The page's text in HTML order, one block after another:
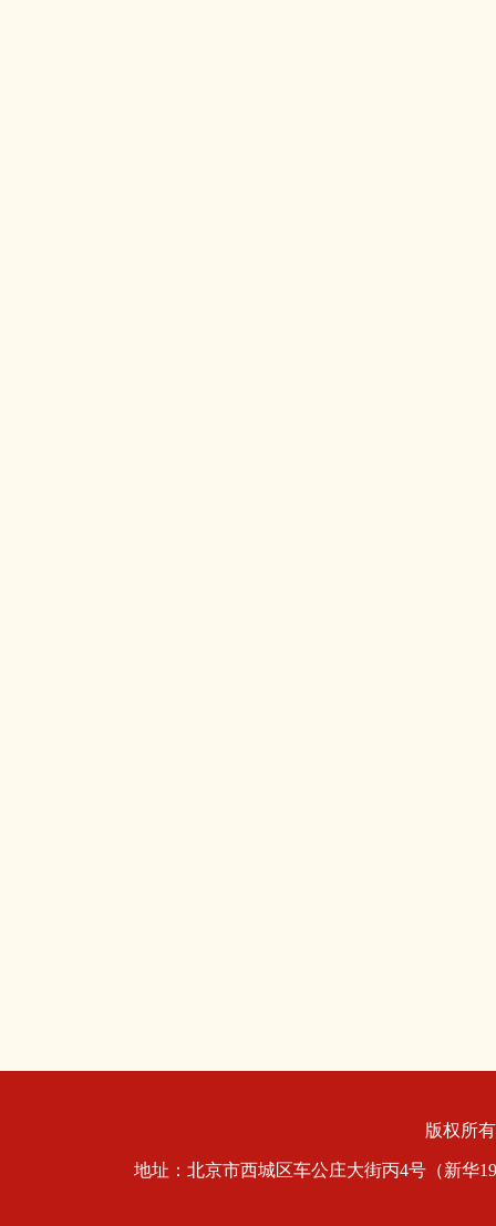
版权所
地址：北京市西城区车公庄大街丙4号（新